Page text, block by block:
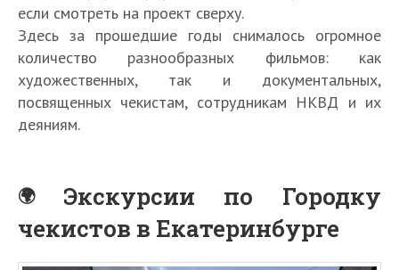
если смотреть на проект сверху.
Здесь за прошедшие годы снималось огромное
количество разнообразных фильмов: как
художественных, так и документальных,
посвященных чекистам, сотрудникам НКВД и их
деяниям.
Экскурсии по Городку
чекистов в Екатеринбурге